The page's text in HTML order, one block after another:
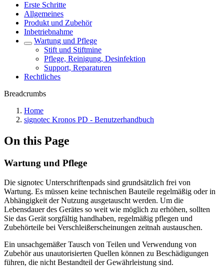
Erste Schritte
Allgemeines
Produkt und Zubehör
Inbetriebnahme
Wartung und Pflege
Stift und Stiftmine
Pflege, Reinigung, Desinfektion
Support, Reparaturen
Rechtliches
Breadcrumbs
Home
signotec Kronos PD - Benutzerhandbuch
On this Page
Wartung und Pflege
Die signotec Unterschriftenpads sind grundsätzlich frei von
Wartung. Es müssen keine technischen Bauteile regelmäßig oder in
Abhängigkeit der Nutzung ausgetauscht werden. Um die
Lebensdauer des Gerätes so weit wie möglich zu erhöhen, sollten
Sie das Gerät sorgfältig handhaben, regelmäßig pflegen und
Zubehörteile bei Verschleißerscheinungen zeitnah austauschen.
Ein unsachgemäßer Tausch von Teilen und Verwendung von
Zubehör aus unautorisierten Quellen können zu Beschädigungen
führen, die nicht Bestandteil der Gewährleistung sind.